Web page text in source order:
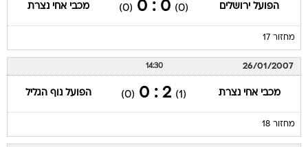
הפועל ירושלים (0)
0 : 0
(0) מכבי אחי נצרת
מחזור 17
26/01/2007
14:30
מכבי אחי נצרת (1)
2 : 0
(0) הפועל נוף הגליל
מחזור 18